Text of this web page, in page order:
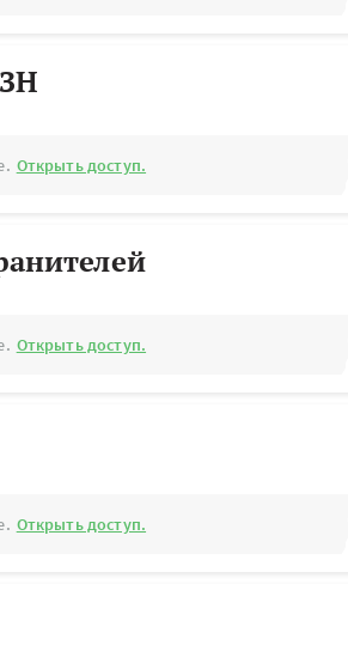
Открыть доступ.
Открыть доступ.
Открыть доступ.